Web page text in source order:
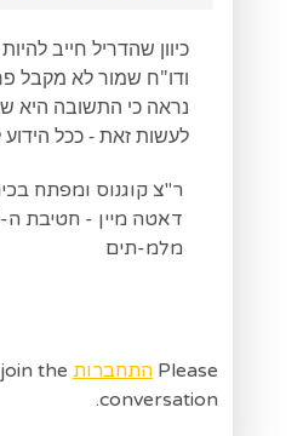
כיוון שהדריל חייב
ודו"ח שמור לא מקבל
נראה כי התשובה היא
לעשות זאת - ככל הידוע
ר"צ קוגנוס ומפתח
מלמ-תים
Please התחברות the
conversation.